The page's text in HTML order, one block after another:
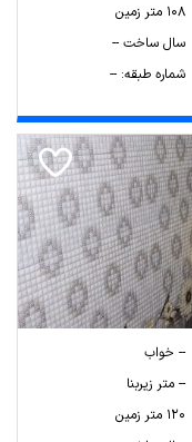
108 متر زمین
سال ساخت --
شماره طبقه: --
-- خواب
-- متر زیربنا
120 متر زمین